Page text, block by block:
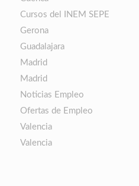
Cursos del INEM SEPE
Gerona
Guadalajara
Madrid
Madrid
Noticias Empleo
Ofertas de Empleo
Valencia
Valencia